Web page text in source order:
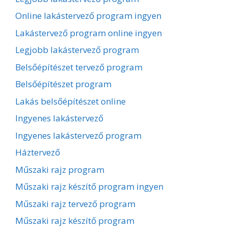
Online lakástervező program ingyen
Lakástervező program online ingyen
Legjobb lakástervező program
Belsőépítészet tervező program
Belsőépítészet program
Lakás belsőépítészet online
Ingyenes lakástervező
Ingyenes lakástervező program
Háztervező
Műszaki rajz program
Műszaki rajz készítő program ingyen
Műszaki rajz tervező program
Műszaki rajz készítő program